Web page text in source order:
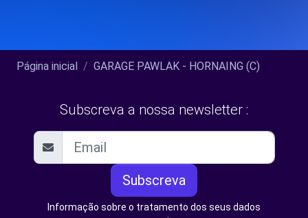
Página inicial GARAGE PAWLAK - HORNAING (C)
Subscreva a nossa newsletter :
Subscreva
Informação sobre o tratamento dos seus dados